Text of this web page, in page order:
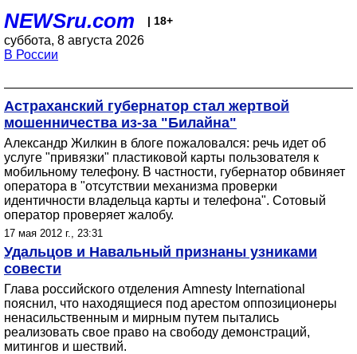
NEWSru.com | 18+
суббота, 8 августа 2026
В России
Астраханский губернатор стал жертвой
мошенничества из-за "Билайна"
Александр Жилкин в блоге пожаловался: речь идет об
услуге "привязки" пластиковой карты пользователя к
мобильному телефону. В частности, губернатор обвиняет
оператора в "отсутствии механизма проверки
идентичности владельца карты и телефона". Сотовый
оператор проверяет жалобу.
17 мая 2012 г., 23:31
Удальцов и Навальный признаны узниками
совести
Глава российского отделения Amnesty International
пояснил, что находящиеся под арестом оппозиционеры
ненасильственным и мирным путем пытались
реализовать свое право на свободу демонстраций,
митингов и шествий.